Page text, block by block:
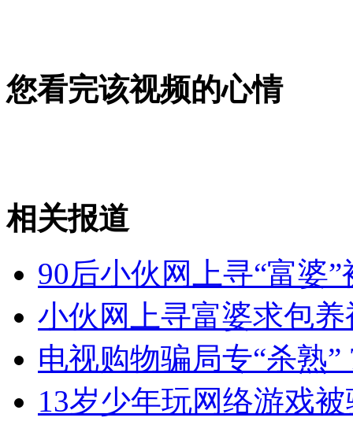
外交部：反对强权政治霸凌主义
外交部：有关国家言论片面不公正
安徽一实载49人客车翻车
您看完该视频的心情
相关报道
90后小伙网上寻“富婆
小伙网上寻富婆求包
电视购物骗局专“杀熟
13岁少年玩网络游戏